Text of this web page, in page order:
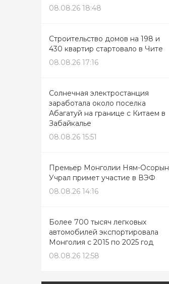
08.08.26 18:48
Строительство домов на 198 и
430 квартир стартовало в Чите
08.08.26 17:16
Солнечная электростанция
заработала около поселка
Абагатуй на границе с Китаем в
Забайкалье
08.08.26 15:51
Премьер Монголии Ням-Осорын
Учрал примет участие в ВЭФ
08.08.26 14:16
Более 700 тысяч легковых
автомобилей экспортировала
Монголия с 2015 по 2025 год
08.08.26 12:58